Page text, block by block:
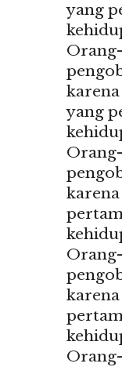
yang
karena
yang
karena
karena